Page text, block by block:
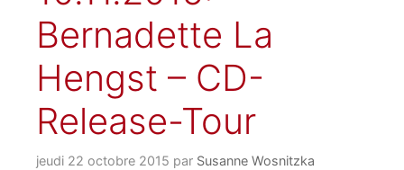
Bernadette La
Hengst – CD-
Release-Tour
jeudi 22 octobre 2015 par Susanne Wosnitzka